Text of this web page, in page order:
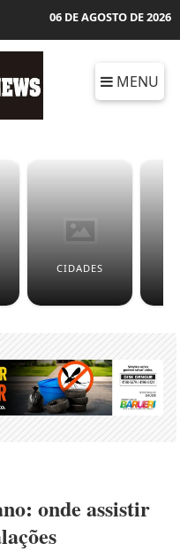
06 DE AGOSTO DE 2026
MENU
CIDADES
onde assistir